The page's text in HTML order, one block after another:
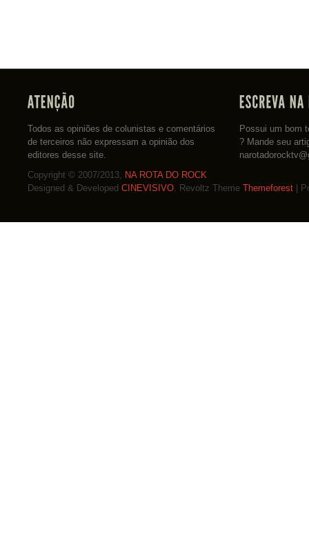
Todos as opiniões de colunistas e comentários
de terceiros não expressam a opinião dos
editores desse site.
Possui um bom
? Mande seu
Copyright © 2007/2013, NA ROTA DO ROCK
Designed & Developed CINEVISIVO. Revoltz Theme Themeforest |